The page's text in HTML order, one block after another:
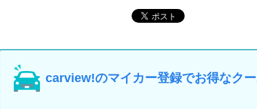
carview!のマイカー登録でお得なク